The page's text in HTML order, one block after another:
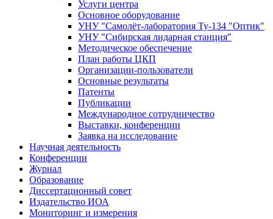
Услуги центра
Основное оборудование
УНУ "Самолёт-лаборатория Ту-134 "Оптик"
УНУ "Сибирская лидарная станция"
Методическое обеспечение
План работы ЦКП
Организации-пользователи
Основные результаты
Патенты
Публикации
Международное сотрудничество
Выставки, конференции
Заявка на исследование
Научная деятельность
Конференции
Журнал
Образование
Диссертационный совет
Издательство ИОА
Мониторинг и измерения